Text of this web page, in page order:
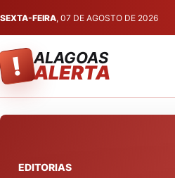
SEXTA-FEIRA, 07 DE AGOSTO DE 2026
! ALAGOAS
ALERTA
EDITORIAS